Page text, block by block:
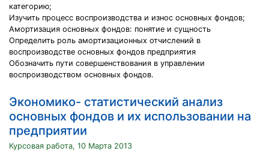
категорию;
Изучить процесс воспроизводства и износ основных фондов;
Амортизация основных фондов: понятие и сущность
Определить роль амортизационных отчислений в
воспроизводстве основных фондов предприятия
Обозначить пути совершенствования в управлении
воспроизводством основных фондов.
Экономико- статистический анализ
основных фондов и их использовании на
предприятии
Курсовая работа, 10 Марта 2013